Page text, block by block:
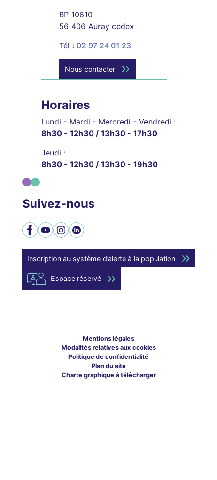
BP 10610
56 406 Auray cedex
Tél : 02 97 24 01 23
Nous contacter
Horaires
Lundi - Mardi - Mercredi - Vendredi :
8h30 - 12h30 / 13h30 - 17h30
Jeudi :
8h30 - 12h30 / 13h30 - 19h30
Suivez-nous
Facebook
YouTubeInstagram
LinkedIn
Inscription au système d’alerte à la population
Espace réservé
Mentions légales
Modalités relatives aux cookies
Politique de confidentialité
Plan du site
Charte graphique à télécharger